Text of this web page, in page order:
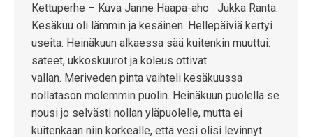
Kettuperhe – Kuva Janne Haapa-aho Jukka Ranta:
Kesäkuu oli lämmin ja kesäinen. Hellepäiviä kertyi
useita. Heinäkuun alkaessa sää kuitenkin muuttui:
sateet, ukkoskuurot ja koleus ottivat
vallan. Meriveden pinta vaihteli kesäkuussa
nollatason molemmin puolin. Heinäkuun puolella se
nousi jo selvästi nollan yläpuolelle, mutta ei
kuitenkaan niin korkealle, että vesi olisi levinnyt